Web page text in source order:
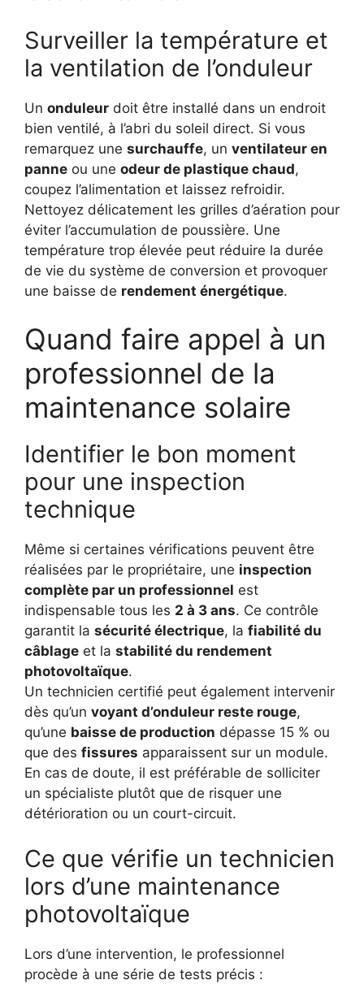
Surveiller la température et
la ventilation de l’onduleur
Un onduleur doit être installé dans un endroit
bien ventilé, à l’abri du soleil direct. Si vous
remarquez une surchauffe, un ventilateur en
panne ou une odeur de plastique chaud,
coupez l’alimentation et laissez refroidir.
Nettoyez délicatement les grilles d’aération pour
éviter l’accumulation de poussière. Une
température trop élevée peut réduire la durée
de vie du système de conversion et provoquer
une baisse de rendement énergétique.
Quand faire appel à un
professionnel de la
maintenance solaire
Identifier le bon moment
pour une inspection
technique
Même si certaines vérifications peuvent être
réalisées par le propriétaire, une inspection
complète par un professionnel est
indispensable tous les 2 à 3 ans. Ce contrôle
garantit la sécurité électrique, la fiabilité du
câblage et la stabilité du rendement
photovoltaïque.
Un technicien certifié peut également intervenir
dès qu’un voyant d’onduleur reste rouge,
qu’une baisse de production dépasse 15 % ou
que des fissures apparaissent sur un module.
En cas de doute, il est préférable de solliciter
un spécialiste plutôt que de risquer une
détérioration ou un court-circuit.
Ce que vérifie un technicien
lors d’une maintenance
photovoltaïque
Lors d’une intervention, le professionnel
procède à une série de tests précis :